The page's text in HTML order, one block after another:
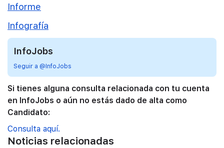
Informe
Infografía
InfoJobs
Seguir a @InfoJobs
Si tienes alguna consulta relacionada con tu cuenta
en InfoJobs o aún no estás dado de alta como
Candidato:
Consulta aquí.
Noticias relacionadas